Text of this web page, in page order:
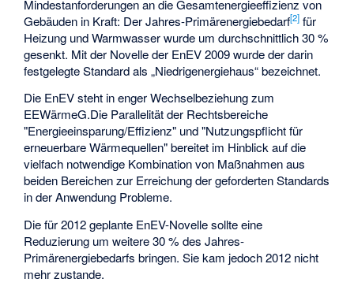
Mindestanforderungen an die Gesamtenergieeffizienz von
Gebäuden in Kraft: Der Jahres-Primärenergiebedarf[2] für
Heizung und Warmwasser wurde um durchschnittlich 30 %
gesenkt. Mit der Novelle der EnEV 2009 wurde der darin
festgelegte Standard als „Niedrigenergiehaus“ bezeichnet.
Die EnEV steht in enger Wechselbeziehung zum
EEWärmeG.Die Parallelität der Rechtsbereiche
"Energieeinsparung/Effizienz" und "Nutzungspflicht für
erneuerbare Wärmequellen" bereitet im Hinblick auf die
vielfach notwendige Kombination von Maßnahmen aus
beiden Bereichen zur Erreichung der geforderten Standards
in der Anwendung Probleme.
Die für 2012 geplante EnEV-Novelle sollte eine
Reduzierung um weitere 30 % des Jahres-
Primärenergiebedarfs bringen. Sie kam jedoch 2012 nicht
mehr zustande.